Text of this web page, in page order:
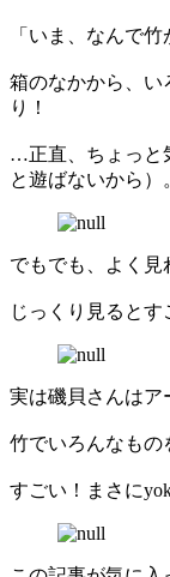
「いま、なんで
箱のなかから、い
り！
…正直、ちょっと
と遊ばないから）
でもでも、よく見
じっくり見るとす
実は磯貝さんはア
竹でいろんなもの
すごい！まさに